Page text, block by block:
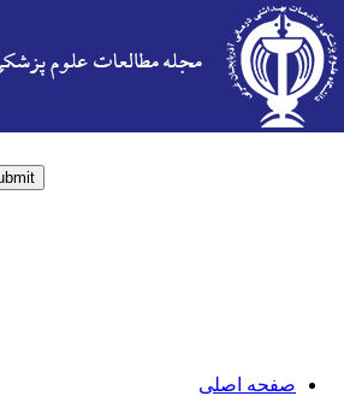
Submit
صفحه اصلی